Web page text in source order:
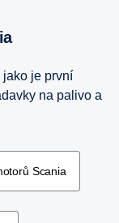
jako je první
na palivo a
Scania